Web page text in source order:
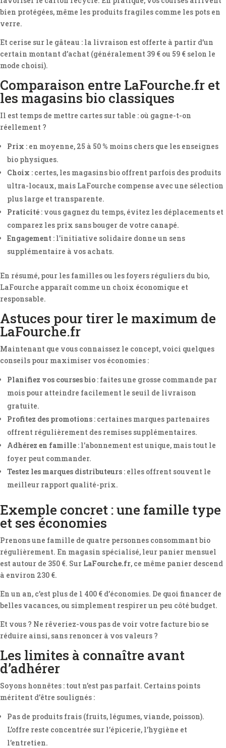
bien protégées, même les produits fragiles comme les pots en
verre.
Et cerise sur le gâteau : la livraison est offerte à partir d’un
certain montant d’achat (généralement 39 € ou 59 € selon le
mode choisi).
Comparaison entre LaFourche.fr et
les magasins bio classiques
Il est temps de mettre cartes sur table : où gagne-t-on
réellement ?
Prix : en moyenne, 25 à 50 % moins chers que les enseignes
bio physiques.
Choix : certes, les magasins bio offrent parfois des produits
ultra-locaux, mais LaFourche compense avec une sélection
plus large et transparente.
Praticité : vous gagnez du temps, évitez les déplacements et
comparez les prix sans bouger de votre canapé.
Engagement : l’initiative solidaire donne un sens
supplémentaire à vos achats.
En résumé, pour les familles ou les foyers réguliers du bio,
LaFourche apparaît comme un choix économique et
responsable.
Astuces pour tirer le maximum de
LaFourche.fr
Maintenant que vous connaissez le concept, voici quelques
conseils pour maximiser vos économies :
Planifiez vos courses bio : faites une grosse commande par
mois pour atteindre facilement le seuil de livraison
gratuite.
Profitez des promotions : certaines marques partenaires
offrent régulièrement des remises supplémentaires.
Adhérez en famille : l’abonnement est unique, mais tout le
foyer peut commander.
Testez les marques distributeurs : elles offrent souvent le
meilleur rapport qualité-prix.
Exemple concret : une famille type
et ses économies
Prenons une famille de quatre personnes consommant bio
régulièrement. En magasin spécialisé, leur panier mensuel
est autour de 350 €. Sur LaFourche.fr, ce même panier descend
à environ 230 €.
En un an, c’est plus de 1 400 € d’économies. De quoi financer de
belles vacances, ou simplement respirer un peu côté budget.
Et vous ? Ne rêveriez-vous pas de voir votre facture bio se
réduire ainsi, sans renoncer à vos valeurs ?
Les limites à connaître avant
d’adhérer
Soyons honnêtes : tout n’est pas parfait. Certains points
méritent d’être soulignés :
Pas de produits frais (fruits, légumes, viande, poisson).
L’offre reste concentrée sur l’épicerie, l’hygiène et
l’entretien.